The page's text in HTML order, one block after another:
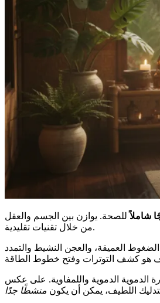
شاملاًللصحة. يوازن بين الجسم والعقل
من خلال تقنيات تقليدية.
الضغوط العميقة، والعجن النشيط والتمدد
الدموية الدموية واللمفاوية. على عكس
اللطيف، يمكن أن يكون منشطًا جدًا